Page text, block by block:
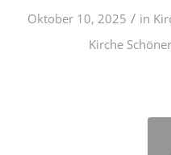
Oktober 10, 2025 / in
Kirche